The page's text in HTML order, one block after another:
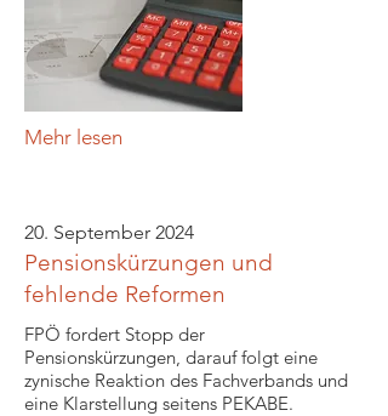
Mehr lesen
20. September 2024
Pensionskürzungen und
fehlende Reformen
FPÖ fordert Stopp der
Pensionskürzungen, darauf folgt eine
zynische Reaktion des Fachverbands und
eine Klarstellung seitens PEKABE.